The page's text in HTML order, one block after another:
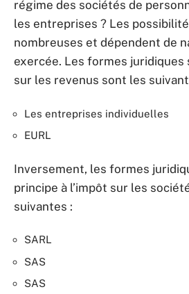
régime des sociétés de
les entreprises ? Les
nombreuses et dépendent de
exercée. Les formes juridiques
sur les revenus sont les
Les entreprises individuelles
EURL
Inversement, les formes
principe à l’impôt sur les
suivantes :
SARL
SAS
SAS